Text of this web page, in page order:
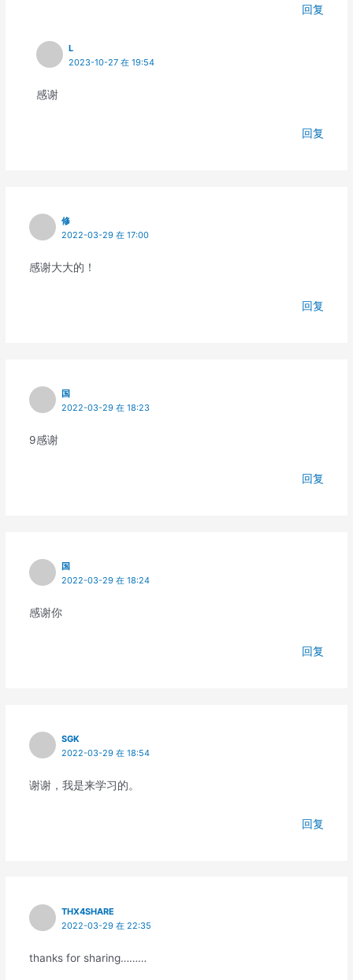
回复
L
2023-10-27 在 19:54
感谢
回复
修
2022-03-29 在 17:00
感谢大大的！
回复
国
2022-03-29 在 18:23
9感谢
回复
国
2022-03-29 在 18:24
感谢你
回复
SGK
2022-03-29 在 18:54
谢谢，我是来学习的。
回复
THX4SHARE
2022-03-29 在 22:35
thanks for sharing………